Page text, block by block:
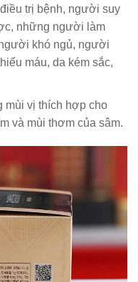
trị bệnh, người suy
những người làm
khó ngủ, người
máu, da kém sắc,
mùi vị thích hợp cho
và mùi thơm của sâm.